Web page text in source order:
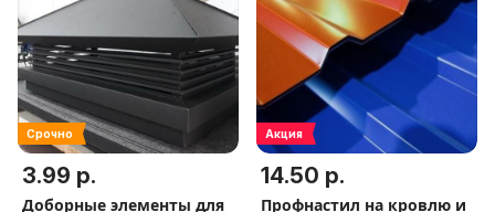
Срочно
3.99 р.
Доборные элементы для
Акция
14.50 р.
Профнастил на кровлю и